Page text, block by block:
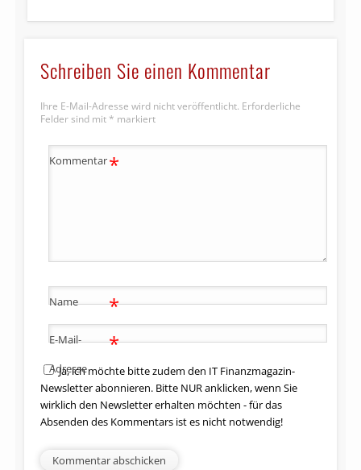
Schreiben Sie einen Kommentar
Ihre E-Mail-Adresse wird nicht veröffentlicht. Erforderliche
Felder sind mit * markiert
Kommentar*
Name *
E-Mail-
Adresse
*
Ja, ich möchte bitte zudem den IT Finanzmagazin-
Newsletter abonnieren. Bitte NUR anklicken, wenn Sie
wirklich den Newsletter erhalten möchten - für das
Absenden des Kommentars ist es nicht notwendig!